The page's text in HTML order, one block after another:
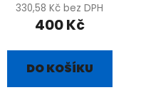
330,58 Kč bez DPH
400 Kč
DO KOŠÍKU